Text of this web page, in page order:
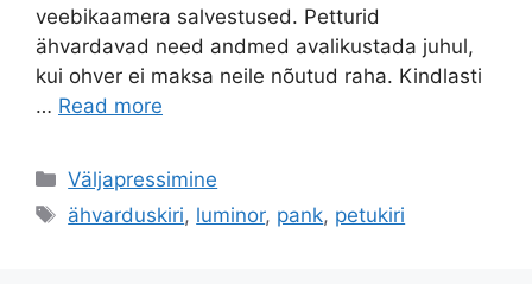
veebikaamera salvestused. Petturid
ähvardavad need andmed avalikustada juhul,
kui ohver ei maksa neile nõutud raha. Kindlasti
… Read more
Categories
Väljapressimine
Tags
ähvarduskiri, luminor, pank, petukiri